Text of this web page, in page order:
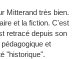
Mitterand très bien.
et la fiction. C'est
retracé depuis son
et
"historique".